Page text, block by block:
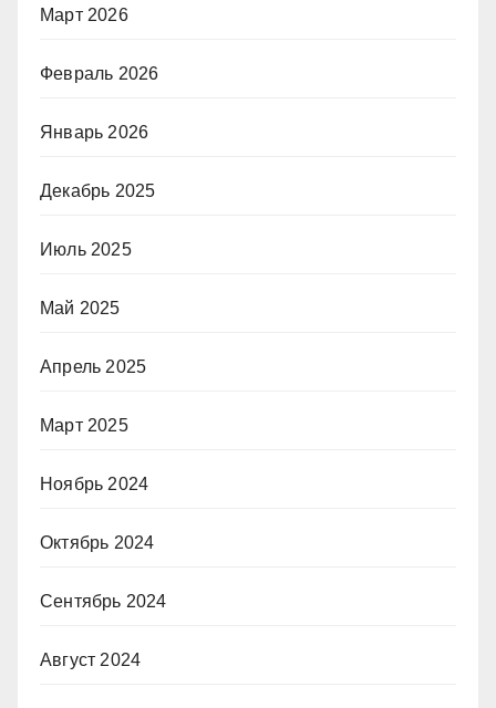
Март 2026
Февраль 2026
Январь 2026
Декабрь 2025
Июль 2025
Май 2025
Апрель 2025
Март 2025
Ноябрь 2024
Октябрь 2024
Сентябрь 2024
Август 2024